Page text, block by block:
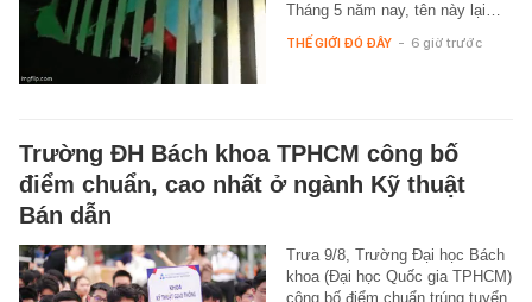
Tháng 5 năm nay, tên này lại…
THẾ GIỚI ĐÓ ĐÂY - 6 giờ trước
Trường ĐH Bách khoa TPHCM công bố
điểm chuẩn, cao nhất ở ngành Kỹ thuật
Bán dẫn
Trưa 9/8, Trường Đại học Bách
khoa (Đại học Quốc gia TPHCM)
công bố điểm chuẩn trúng tuyển